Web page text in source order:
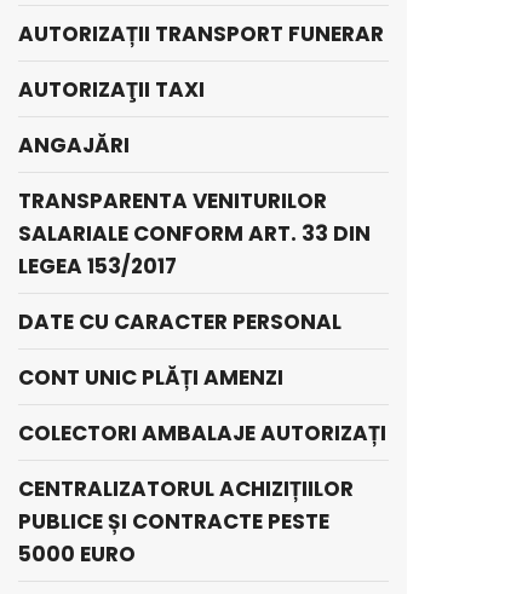
AUTORIZAȚII TRANSPORT FUNERAR
AUTORIZAŢII TAXI
ANGAJĂRI
TRANSPARENTA VENITURILOR
SALARIALE CONFORM ART. 33 DIN
LEGEA 153/2017
DATE CU CARACTER PERSONAL
CONT UNIC PLĂȚI AMENZI
COLECTORI AMBALAJE AUTORIZAȚI
CENTRALIZATORUL ACHIZIȚIILOR
PUBLICE ȘI CONTRACTE PESTE
5000 EURO